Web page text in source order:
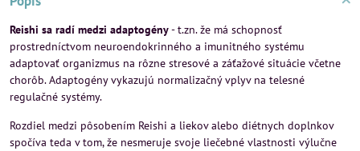
Reishi sa radí medzi adaptogény- t.zn. že má schopnosť
prostredníctvom neuroendokrinného a imunitného systému
adaptovať organizmus na rôzne stresové a záťažové situácie včetne
chorôb. Adaptogény vykazujú normalizačný vplyv na telesné
regulačné systémy.
Rozdiel medzi pôsobením Reishi a liekov alebo diétnych doplnkov
spočíva teda v tom, že nesmeruje svoje liečebné vlastnosti výlučne